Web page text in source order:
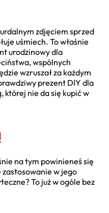
zdjęciem sprzed
uśmiech. To właśnie
urodzinowy dla
wspólnych
wzruszał za każdym
prezent DIY dla
której nie da się kupić w
na tym powinieneś się
w jego
To już w ogóle bez